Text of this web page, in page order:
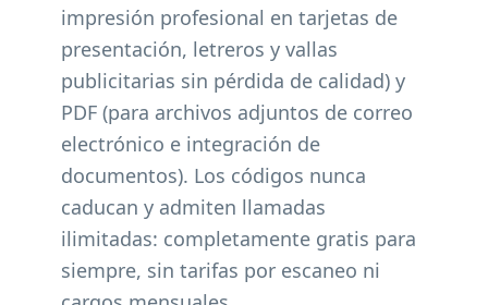
impresión profesional en tarjetas de
presentación, letreros y vallas
publicitarias sin pérdida de calidad) y
PDF (para archivos adjuntos de correo
electrónico e integración de
documentos). Los códigos nunca
caducan y admiten llamadas
ilimitadas: completamente gratis para
siempre, sin tarifas por escaneo ni